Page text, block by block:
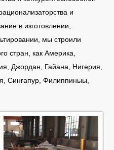
и
в изготовлении,
мы строили
стран, как Америка,
Джордан, Гайана, Нигерия,
Сингапур, Филиппиныы,